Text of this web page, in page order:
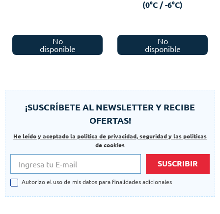
No
disponible
(0°C / -6°C)
No
disponible
¡SUSCRÍBETE AL NEWSLETTER Y RECIBE
OFERTAS!
He leído y aceptado la politica de privacidad, seguridad y las politicas
de cookies
SUSCRIBIR
Autorizo el uso de mis datos para finalidades adicionales